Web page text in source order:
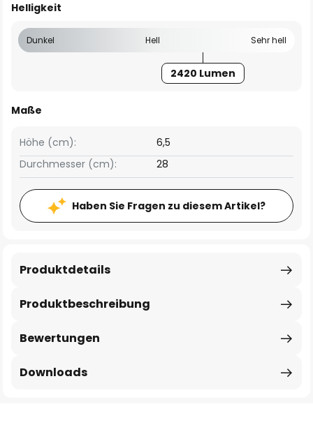
Helligkeit
Dunkel Hell Sehr hell
2420 Lumen
Maße
Höhe (cm):
6,5
Durchmesser (cm):
28
Haben Sie Fragen zu diesem Artikel?
Produktbeschreibung
Produktdetails
Bewertungen
Downloads